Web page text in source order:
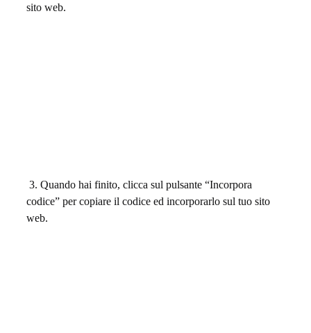
fsito web.
3. Quando hai finito, clicca sul pulsante “Incorpora
codice” per copiare il codice ed incorporarlo sul tuo sito
web.